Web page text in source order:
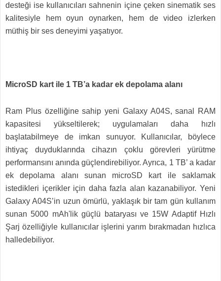
desteği ise kullanıcıları sahnenin içine çeken sinematik ses
kalitesiyle hem oyun oynarken, hem de video izlerken
müthiş bir ses deneyimi yaşatıyor.
MicroSD kart ile 1 TB’a kadar ek depolama alanı
Ram Plus özelliğine sahip yeni Galaxy A04S, sanal RAM
kapasitesi yükseltilerek; uygulamaları daha hızlı
başlatabilmeye de imkan sunuyor. Kullanıcılar, böylece
ihtiyaç duyduklarında cihazın çoklu görevleri yürütme
performansını anında güçlendirebiliyor. Ayrıca, 1 TB’ a kadar
ek depolama alanı sunan microSD kart ile saklamak
istedikleri içerikler için daha fazla alan kazanabiliyor. Yeni
Galaxy A04S’in uzun ömürlü, yaklaşık bir tam gün kullanım
sunan 5000 mAh'lik güçlü bataryası ve 15W Adaptif Hızlı
Şarj özelliğiyle kullanıcılar işlerini yarım bırakmadan hızlıca
halledebiliyor.